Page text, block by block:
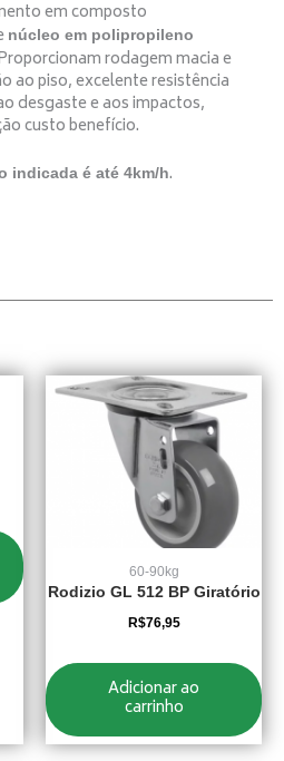
em composto
núcleo em polipropileno
rodagem macia e
ao piso, excelente resistência
desgaste e aos impactos,
custo benefício.
indicada é até 4km/h.
60-90kg
Rodizio GL 512 BP Giratório
R$76,95
Adicionar ao
carrinho